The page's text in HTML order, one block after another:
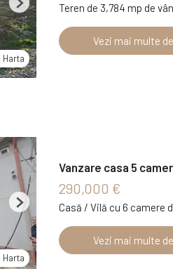
Harta
Next Teren de 3,784 mp de
Vezi mai multe
Harta
Next
Vanzare casa 5
290,000 €
Casă / Vilă cu 6 camere
Vezi mai multe